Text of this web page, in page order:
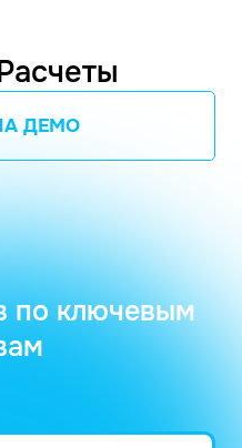
ДЕМО
по ключевым